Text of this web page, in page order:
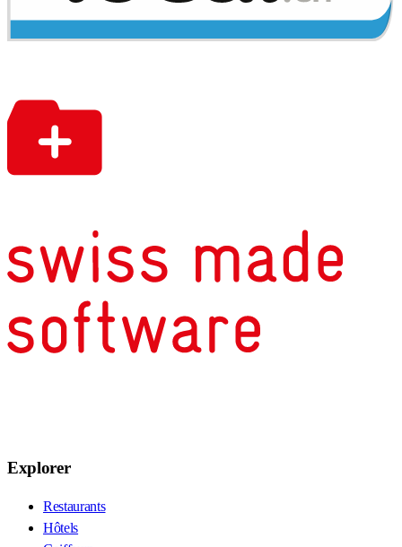
Explorer
Restaurants
Hôtels